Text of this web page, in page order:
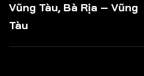
Vũng Tàu, Bà Rịa – Vũng
Tàu